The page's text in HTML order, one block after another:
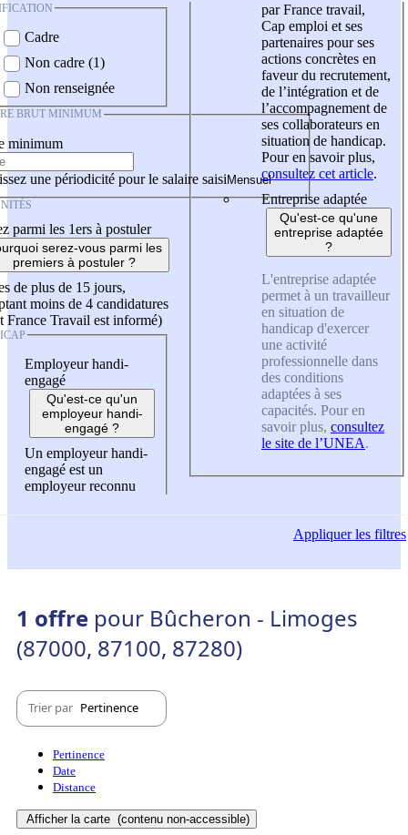
Cadre
Non cadre (1)
Non renseignée
BRUT MINIMUM
minimum
une périodicité pour le salaire saisi
parmi les 1ers à postuler
serez-vous parmi les
premiers à postuler ?
de plus de 15 jours,
moins de 4 candidatures
France Travail est informé)
Employeur handi-
engagé
Qu'est-ce qu'un
employeur handi-
engagé ?
Un employeur handi-
engagé est un
employeur reconnu
par France travail,
Cap emploi et ses
partenaires pour ses
actions concrètes en
faveur du recrutement,
de l’intégration et de
l’accompagnement de
ses collaborateurs en
situation de handicap.
Pour en savoir plus,
consultez cet article.
Entreprise adaptée
Qu'est-ce qu'une
entreprise adaptée
?
L'entreprise adaptée
permet à un travailleur
en situation de
handicap d'exercer
une activité
professionnelle dans
des conditions
adaptées à ses
capacités. Pour en
savoir plus, consultez
le site de l’UNEA.
Appliquerles filtres
1 offre pour Bûcheron - Limoges
(87000, 87100, 87280)
Trier par Pertinence
Pertinence
Date
Distance
Afficher la carte (contenu non-accessible)